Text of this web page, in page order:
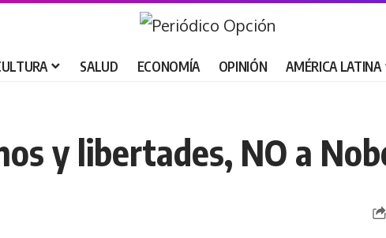
SALUD ECONOMÍA OPINIÓN AMÉRICA LATINA
y libertades, NO a